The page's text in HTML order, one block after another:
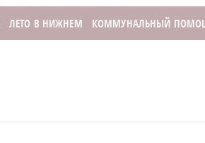
ЛЕТО В НИЖНЕМ КОММУНАЛЬНЫЙ